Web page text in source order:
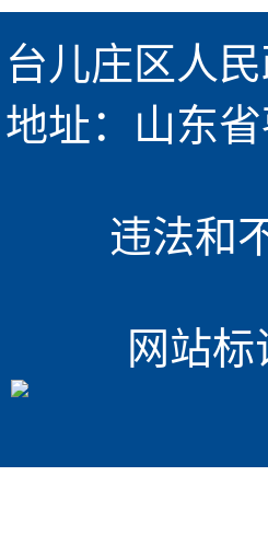
台儿庄区人
地址：山东
违法和
网站标